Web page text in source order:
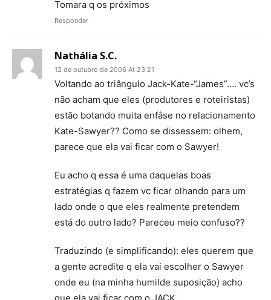
Tomara q os próximos
Responder
Nathália S.C.
12 de outubro de 2006 At 23:21
Voltando ao triângulo Jack-Kate-“James”…. vc’s
não acham que eles (produtores e roteiristas)
estão botando muita enfâse no relacionamento
Kate-Sawyer?? Como se dissessem: olhem,
parece que ela vai ficar com o Sawyer!
Eu acho q essa é uma daquelas boas
estratégias q fazem vc ficar olhando para um
lado onde o que eles realmente pretendem
está do outro lado? Pareceu meio confuso??
Traduzindo (e simplificando): eles querem que
a gente acredite q ela vai escolher o Sawyer
onde eu (na minha humilde suposição) acho